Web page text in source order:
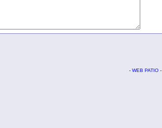
- WEB PATIO-